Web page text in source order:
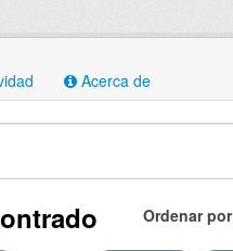
Acerca de
Ordenar por